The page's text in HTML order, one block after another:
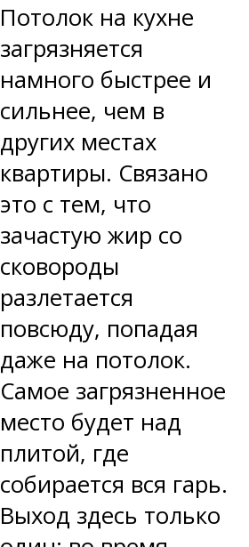
Потолок на кухне
загрязняется
намного быстрее и
сильнее, чем в
других местах
квартиры. Связано
это с тем, что
зачастую жир со
сковороды
разлетается
повсюду, попадая
даже на потолок.
Самое загрязненное
место будет над
плитой, где
собирается вся гарь.
Выход здесь только